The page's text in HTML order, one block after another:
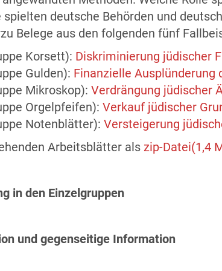
spielten deutsche Behörden und
Belege aus den folgenden fünf
Korsett): Diskriminierung jüdischer
Gulden): Finanzielle Ausplünderung
Mikroskop): Verdrängung jüdischer
Orgelpfeifen): Verkauf jüdischer
Notenblätter): Versteigerung
Arbeitsblätter als zip-Datei(1,4
in den Einzelgruppen
und gegenseitige Information